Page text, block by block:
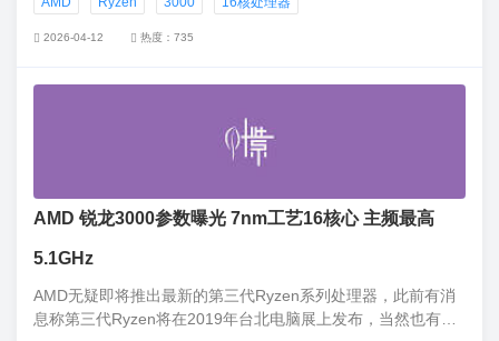
2026-04-12 热度：735
AMD 锐龙3000参数曝光 7nm工艺16核心 主频最高
5.1GHz
AMD无疑即将推出最新的第三代Ryzen系列处理器，此前有消
息称第三代Ryzen将在2019年台北电脑展上发布，当然也有可